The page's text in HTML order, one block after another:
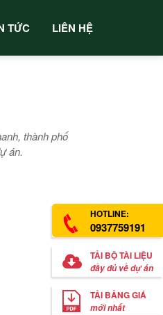
TỨC LIÊN HỆ
thành phố
án.
HOTLINE:
0937759191
TẢI BỘ TÀI LIỆU
đầy đủ về dự án
TẢI BẢNG GIÁ
mới nhất